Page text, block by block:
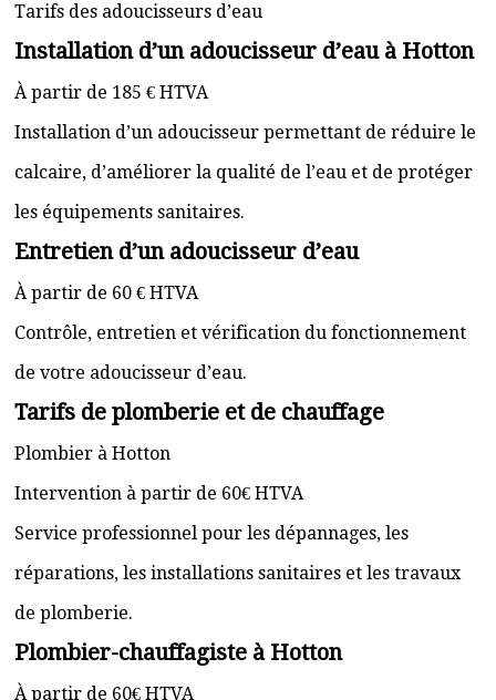
Tarifs des adoucisseurs d’eau
Installation d’un adoucisseur d’eau à Hotton
À partir de 185 € HTVA
Installation d’un adoucisseur permettant de réduire le
calcaire, d’améliorer la qualité de l’eau et de protéger
les équipements sanitaires.
Entretien d’un adoucisseur d’eau
À partir de 60 € HTVA
Contrôle, entretien et vérification du fonctionnement
de votre adoucisseur d’eau.
Tarifs de plomberie et de chauffage
Plombier à Hotton
Intervention à partir de 60€ HTVA
Service professionnel pour les dépannages, les
réparations, les installations sanitaires et les travaux
de plomberie.
Plombier-chauffagiste à Hotton
À partir de 60€ HTVA